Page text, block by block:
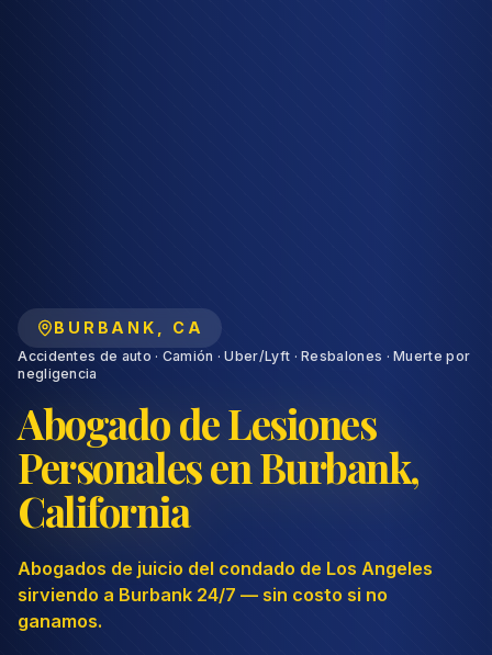
BURBANK CA
Accidentes de auto · Camión · Uber/Lyft · Resbalones · Muerte por
negligencia
Abogado de Lesiones
Personales en Burbank,
California
Abogados de juicio del condado de Los Angeles
sirviendo a Burbank 24/7 — sin costo si no
ganamos.